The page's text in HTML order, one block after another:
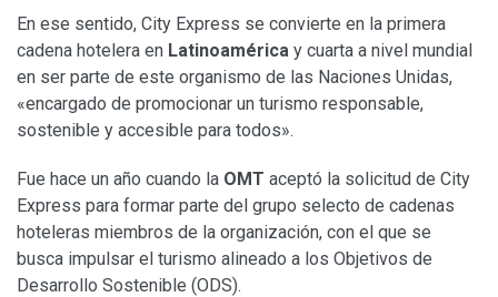
En ese sentido, City Express se convierte en la primera
cadena hotelera en Latinoamérica y cuarta a nivel mundial
en ser parte de este organismo de las Naciones Unidas,
«encargado de promocionar un turismo responsable,
sostenible y accesible para todos».
Fue hace un año cuando la OMT aceptó la solicitud de City
Express para formar parte del grupo selecto de cadenas
hoteleras miembros de la organización, con el que se
busca impulsar el turismo alineado a los Objetivos de
Desarrollo Sostenible (ODS).